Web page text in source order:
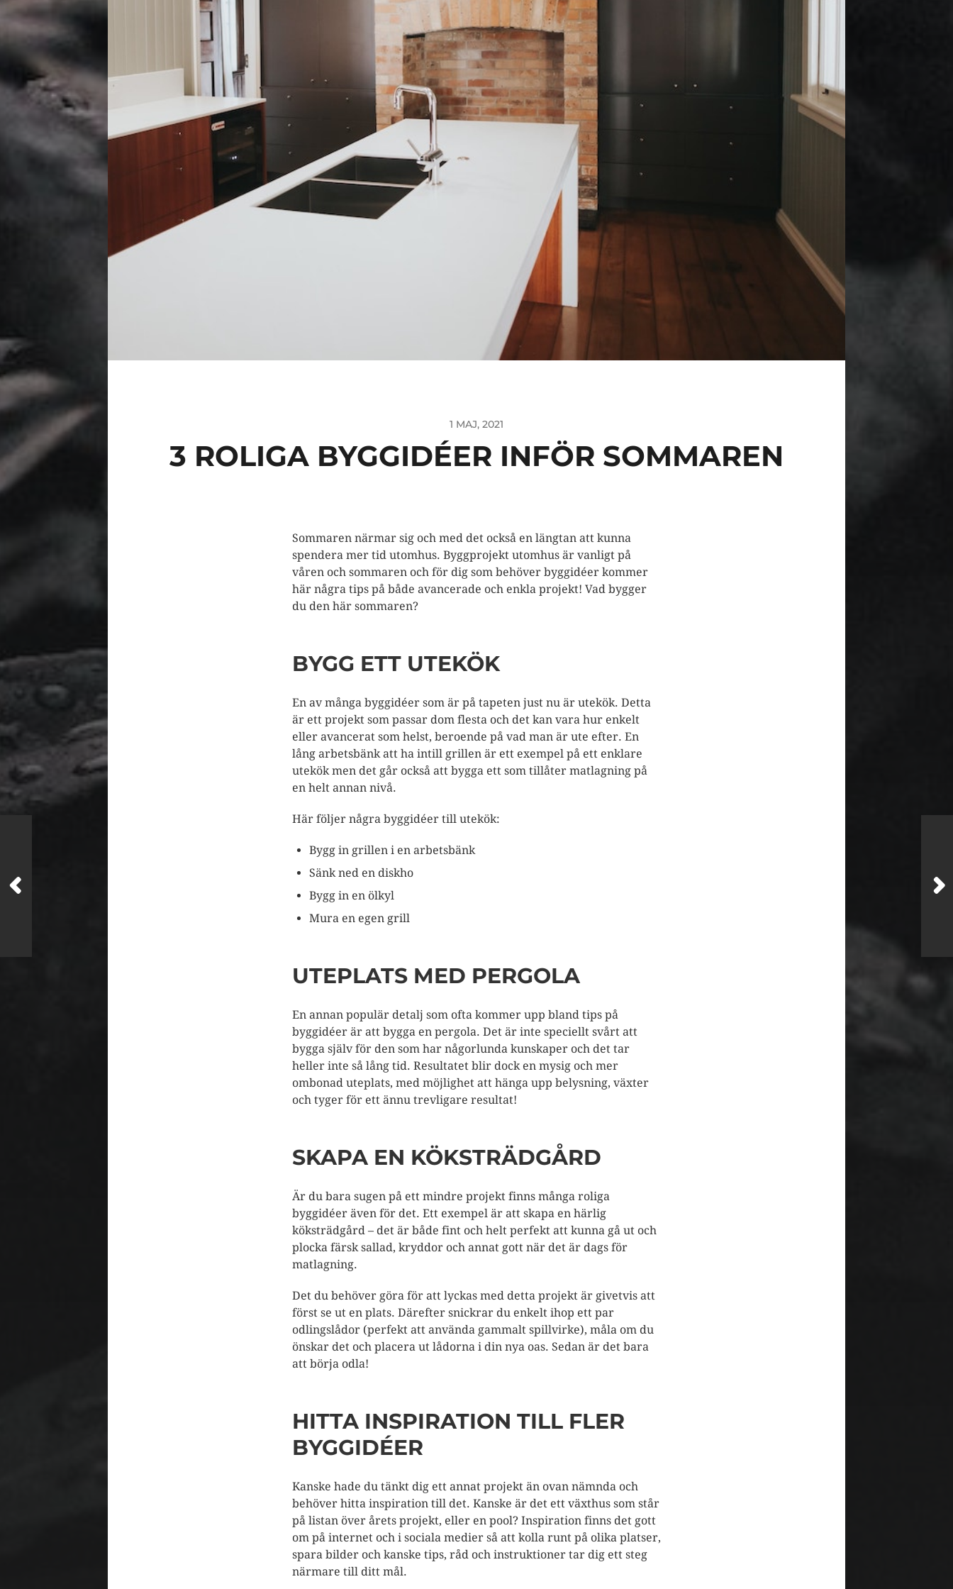
1 MAJ, 2021
3 ROLIGA BYGGIDÉER INFÖR SOMMAREN
Sommaren närmar sig och med det också en längtan att kunna
spendera mer tid utomhus. Byggprojekt utomhus är vanligt på
våren och sommaren och för dig som behöver byggidéer kommer
här några tips på både avancerade och enkla projekt! Vad bygger
du den här sommaren?
BYGG ETT UTEKÖK
En av många byggidéer som är på tapeten just nu är utekök. Detta
är ett projekt som passar dom flesta och det kan vara hur enkelt
eller avancerat som helst, beroende på vad man är ute efter. En
lång arbetsbänk att ha intill grillen är ett exempel på ett enklare
utekök men det går också att bygga ett som tillåter matlagning på
en helt annan nivå.
Här följer några byggidéer till utekök:
Bygg in grillen i en arbetsbänk
Sänk ned en diskho
Bygg in en ölkyl
Mura en egen grill
UTEPLATS MED PERGOLA
En annan populär detalj som ofta kommer upp bland tips på
byggidéer är att bygga en pergola. Det är inte speciellt svårt att
bygga själv för den som har någorlunda kunskaper och det tar
heller inte så lång tid. Resultatet blir dock en mysig och mer
ombonad uteplats, med möjlighet att hänga upp belysning, växter
och tyger för ett ännu trevligare resultat!
SKAPA EN KÖKSTRÄDGÅRD
Är du bara sugen på ett mindre projekt finns många roliga
byggidéer även för det. Ett exempel är att skapa en härlig
köksträdgård – det är både fint och helt perfekt att kunna gå ut och
plocka färsk sallad, kryddor och annat gott när det är dags för
matlagning.
Det du behöver göra för att lyckas med detta projekt är givetvis att
först se ut en plats. Därefter snickrar du enkelt ihop ett par
odlingslådor (perfekt att använda gammalt spillvirke), måla om du
önskar det och placera ut lådorna i din nya oas. Sedan är det bara
att börja odla!
HITTA INSPIRATION TILL FLER
BYGGIDÉER
Kanske hade du tänkt dig ett annat projekt än ovan nämnda och
behöver hitta inspiration till det. Kanske är det ett växthus som står
på listan över årets projekt, eller en pool? Inspiration finns det gott
om på internet och i sociala medier så att kolla runt på olika platser,
spara bilder och kanske tips, råd och instruktioner tar dig ett steg
närmare till ditt mål.